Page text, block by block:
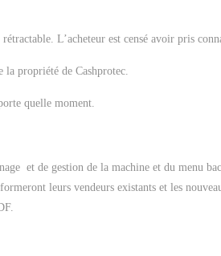
L’acheteur est censé avoir pris
la propriété de Cashprotec.
quelle moment.
et de gestion de la machine et du menu
leurs vendeurs existants et les